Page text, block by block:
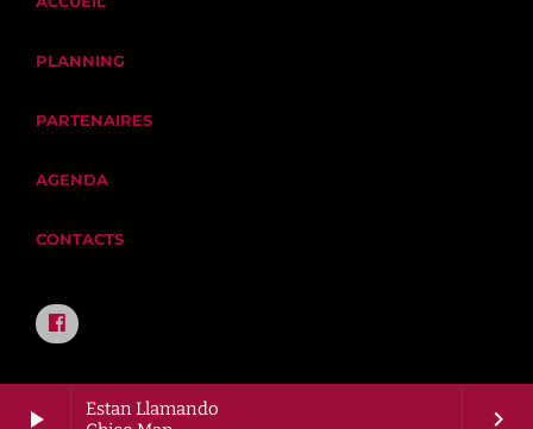
play_arrow
Estan Llamando
keyboard_arrow_right
PLANNING
PARTENAIRES
AGENDA
CONTACTS